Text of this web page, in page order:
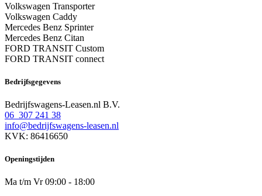
Volkswagen Transporter
Volkswagen Caddy
Mercedes Benz Sprinter
Mercedes Benz Citan
FORD TRANSIT Custom
FORD TRANSIT connect
Bedrijfsgegevens
Bedrijfswagens-Leasen.nl B.V.
06 307 241 38
info@bedrijfswagens-leasen.nl
KVK: 86416650
Openingstijden
Ma t/m Vr 09:00 - 18:00